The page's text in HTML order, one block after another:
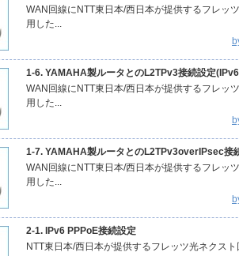
WAN回線にNTT東日本/西日本が提供するフレッ
用した...
1-6. YAMAHA製ルータとのL2TPv3接続設定
WAN回線にNTT東日本/西日本が提供するフレッ
用した...
1-7. YAMAHA製ルータとのL2TPv3overIPsec接
WAN回線にNTT東日本/西日本が提供するフレッ
用した...
2-1. IPv6 PPPoE接続設定
NTT東日本/西日本が提供するフレッツ光ネクス